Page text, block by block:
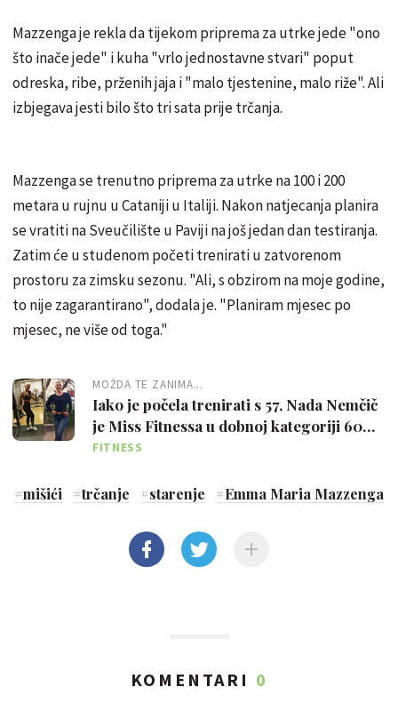
Mazzenga je rekla da tijekom priprema za utrke jede "ono
što inače jede" i kuha "vrlo jednostavne stvari" poput
odreska, ribe, prženih jaja i "malo tjestenine, malo riže". Ali
izbjegava jesti bilo što tri sata prije trčanja.
Mazzenga se trenutno priprema za utrke na 100 i 200
metara u rujnu u Cataniji u Italiji. Nakon natjecanja planira
se vratiti na Sveučilište u Paviji na još jedan dan testiranja.
Zatim će u studenom početi trenirati u zatvorenom
prostoru za zimsku sezonu. "Ali, s obzirom na moje godine,
to nije zagarantirano", dodala je. "Planiram mjesec po
mjesec, ne više od toga."
MOŽDA TE ZANIMA...
Iako je počela trenirati s 57, Nada Nemčič
je Miss Fitnessa u dobnoj kategoriji 60
plus
FITNESS
#mišići #trčanje #starenje #Emma Maria Mazzenga
KOMENTARI 0